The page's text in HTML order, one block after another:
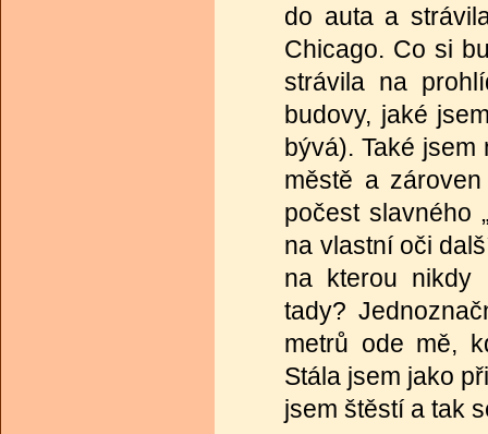
do auta a
Chicago. Co si
strávila na
budovy, jaké
bývá). Také
městě a
počest slavného
na vlastní oči
na kterou nikdy
tady?
metrů ode mě,
Stála jsem jako
jsem štěstí a tak